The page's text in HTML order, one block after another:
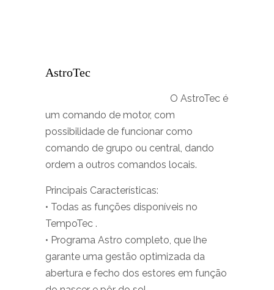
AstroTec
O AstroTec é
um comando de motor, com
possibilidade de funcionar como
comando de grupo ou central, dando
ordem a outros comandos locais.
Principais Características:
• Todas as funções disponíveis no
TempoTec .
• Programa Astro completo, que lhe
garante uma gestão optimizada da
abertura e fecho dos estores em função